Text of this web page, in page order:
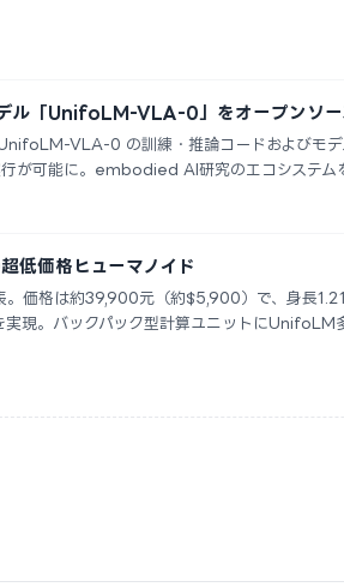
「UnifoLM-VLA-0」をオープンソー
VLA-0 の訓練・推論コードおよびモ
が可能に。embodied AI研究のエコシステム
価格ヒューマノイド
価格は約39,900元（約$5,900）で、身長
現。バックパック型計算ユニットにUnifoLM